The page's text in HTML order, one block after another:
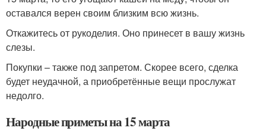
оставался верен своим близким всю жизнь.
Откажитесь от рукоделия. Оно принесет в вашу жизнь
слезы.
Покупки – также под запретом. Скорее всего, сделка
будет неудачной, а приобретённые вещи прослужат
недолго.
Народные приметы на 15 марта